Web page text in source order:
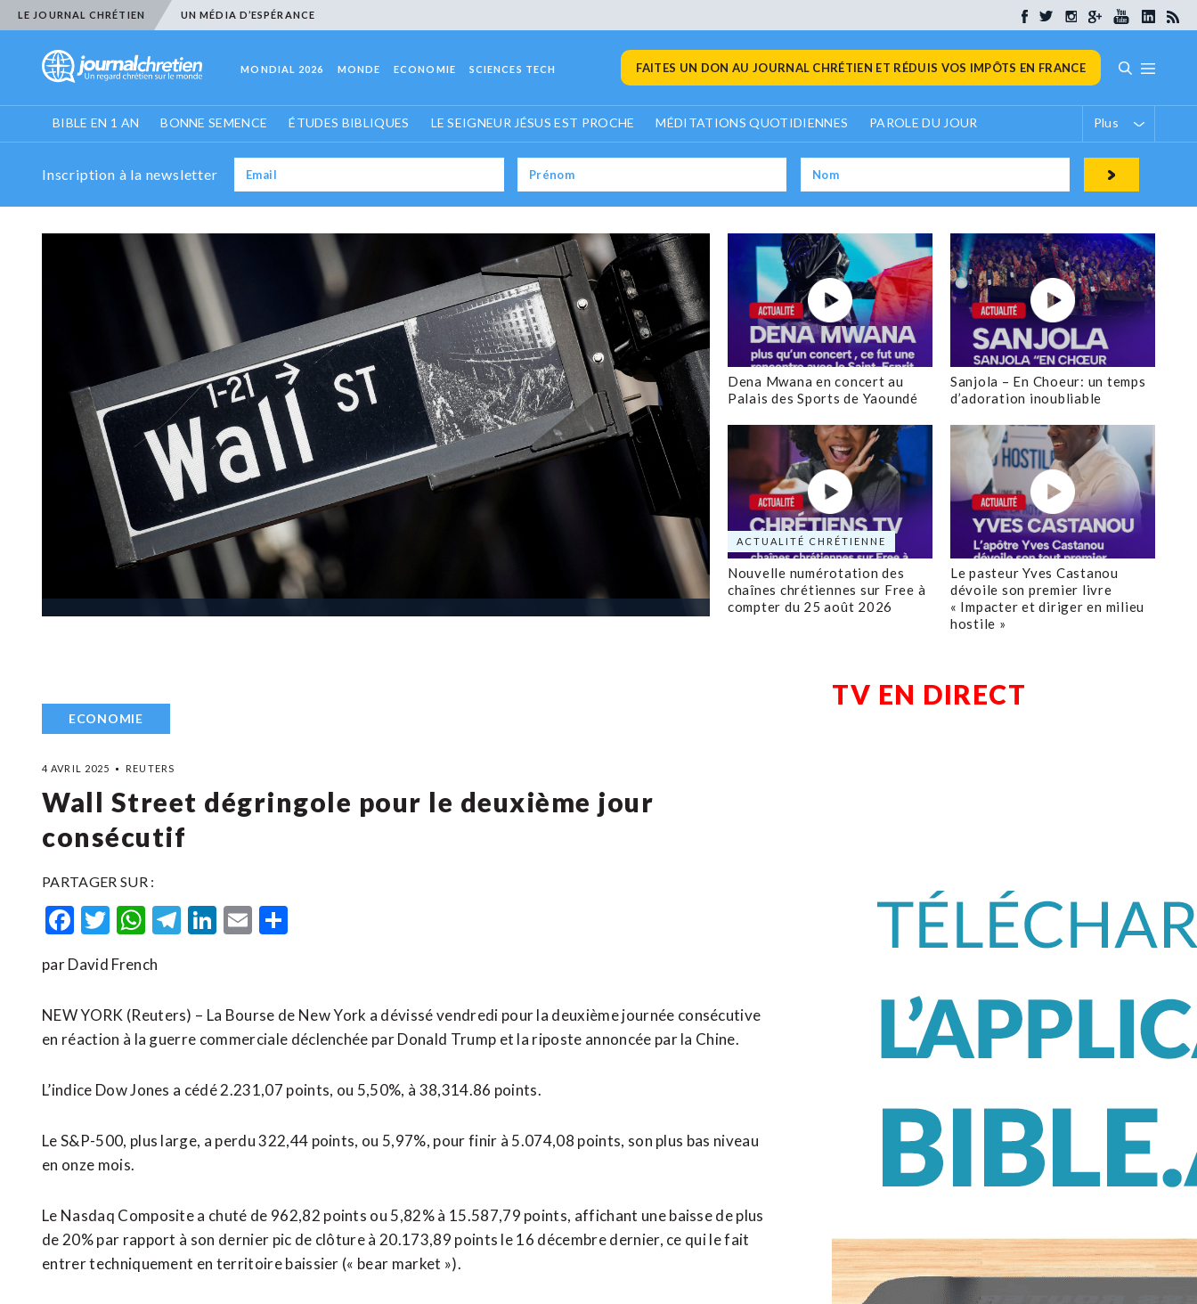
LE JOURNAL CHRÉTIEN UN MÉDIA D’ESPÉRANCE
MONDIAL 2026 MONDE ECONOMIE SCIENCES TECH FAITES UN DON AU JOURNAL CHRÉTIEN ET RÉDUIS VOS IMPÔTS EN FRANCE
BIBLE EN 1 AN BONNE SEMENCE ÉTUDES BIBLIQUES LE SEIGNEUR JÉSUS EST PROCHE MÉDITATIONS QUOTIDIENNES PAROLE DU JOUR Plus
Inscription à la newsletter
Dena Mwana en concert au
Palais des Sports de Yaoundé
Sanjola – En Choeur: un temps
d’adoration inoubliable
ACTUALITÉ CHRÉTIENNE
Nouvelle numérotation des
chaînes chrétiennes sur Free à
compter du 25 août 2026
Le pasteur Yves Castanou
dévoile son premier livre
« Impacter et diriger en milieu
hostile »
ECONOMIE
4 AVRIL 2025 REUTERS
Wall Street dégringole pour le deuxième jour
consécutif
PARTAGER SUR :
Facebook
Twitter
WhatsApp
Telegram
LinkedIn
Email
par David French
NEW YORK (Reuters) – La Bourse de New York a dévissé vendredi pour la deuxième journée consécutive
en réaction à la guerre commerciale déclenchée par Donald Trump et la riposte annoncée par la Chine.
L’indice Dow Jones a cédé 2.231,07 points, ou 5,50%, à 38,314.86 points.
Le S&P-500, plus large, a perdu 322,44 points, ou 5,97%, pour finir à 5.074,08 points, son plus bas niveau
en onze mois.
Le Nasdaq Composite a chuté de 962,82 points ou 5,82% à 15.587,79 points, affichant une baisse de plus
de 20% par rapport à son dernier pic de clôture à 20.173,89 points le 16 décembre dernier, ce qui le fait
entrer techniquement en territoire baissier (« bear market »).
TV EN DIRECT